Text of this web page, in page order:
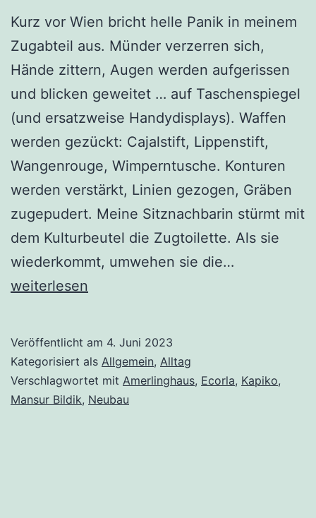
Kurz vor Wien bricht helle Panik in meinem
Zugabteil aus. Münder verzerren sich,
Hände zittern, Augen werden aufgerissen
und blicken geweitet … auf Taschenspiegel
(und ersatzweise Handydisplays). Waffen
werden gezückt: Cajalstift, Lippenstift,
Wangenrouge, Wimperntusche. Konturen
werden verstärkt, Linien gezogen, Gräben
zugepudert. Meine Sitznachbarin stürmt mit
dem Kulturbeutel die Zugtoilette. Als sie
wiederkommt, umwehen sie die…
weiterlesen
Veröffentlicht am 4. Juni 2023
Kategorisiert als Allgemein, Alltag
Verschlagwortet mit Amerlinghaus, Ecorla, Kapiko,
Mansur Bildik, Neubau